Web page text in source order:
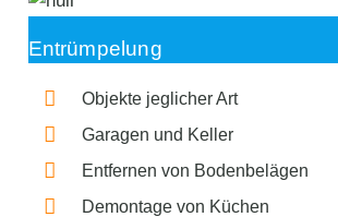
Entrümpelung
Objekte jeglicher Art
Garagen und Keller
Entfernen von Bodenbelägen
Demontage von Küchen